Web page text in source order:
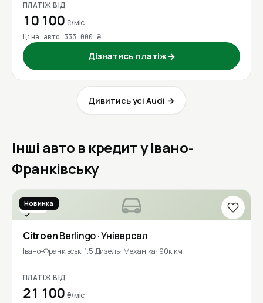
ПЛАТІЖ ВІД
10 100 ₴/міс
Ціна авто 333 000 ₴
Дізнатись платіж→
Дивитись усі Audi →
Інші авто в кредит у Івано-
Франківську
2020
Новинка
Перевірено
CitroenBerlingo· Універсал
Івано-Франківськ 1.5 Дизель Механіка 90к км
ПЛАТІЖ ВІД
21 100 ₴/міс